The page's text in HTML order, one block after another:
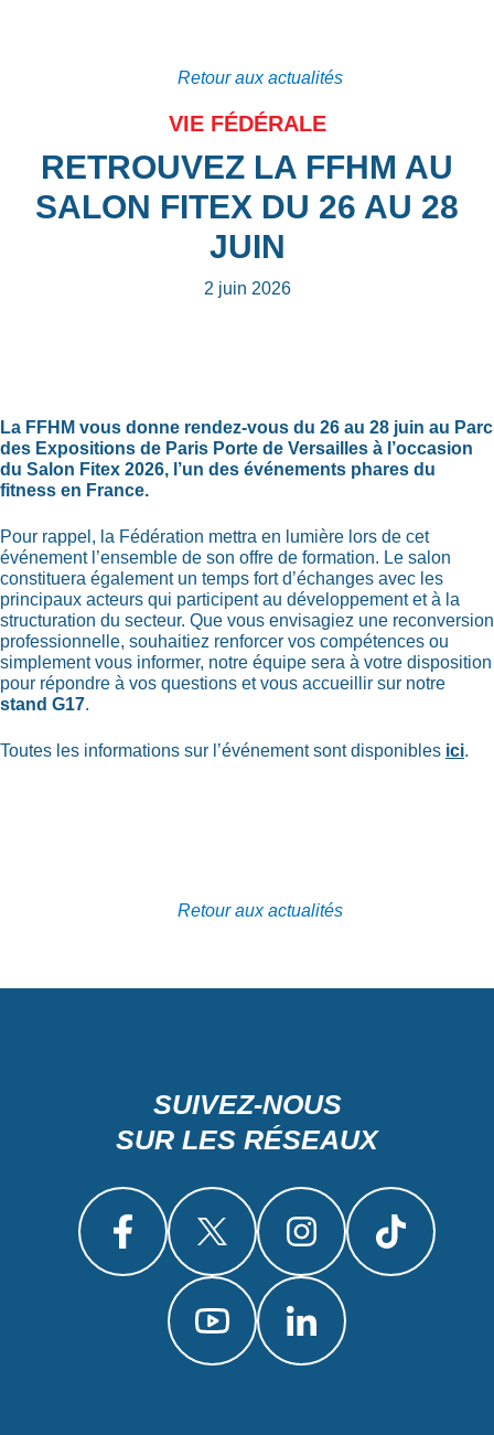
Retour aux actualités
VIE FÉDÉRALE
RETROUVEZ LA FFHM AU
SALON FITEX DU 26 AU 28
JUIN
2 juin 2026
La FFHM vous donne rendez-vous du 26 au 28 juin au Parc
des Expositions de Paris Porte de Versailles à l’occasion
du Salon Fitex 2026, l’un des événements phares du
fitness en France.
Pour rappel, la Fédération mettra en lumière lors de cet
événement l’ensemble de son offre de formation. Le salon
constituera également un temps fort d’échanges avec les
principaux acteurs qui participent au développement et à la
structuration du secteur. Que vous envisagiez une reconversion
professionnelle, souhaitiez renforcer vos compétences ou
simplement vous informer, notre équipe sera à votre disposition
pour répondre à vos questions et vous accueillir sur notre
stand G17.
Toutes les informations sur l’événement sont disponibles ici.
Retour aux actualités
SUIVEZ-NOUS
SUR LES RÉSEAUX